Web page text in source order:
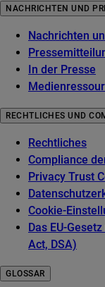
NACHRICHTEN UND
Nachrichten
In der Presse
RECHTLICHES UND
Rechtliches
Compliance
Privacy Trust
Cookie-
Das EU-
Act, DSA)
GLOSSAR